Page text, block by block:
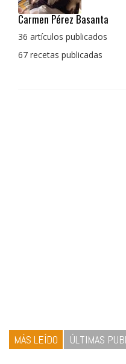
Pedro Manuel Collado Cruz
La cocina para mi es
con un toque diferente